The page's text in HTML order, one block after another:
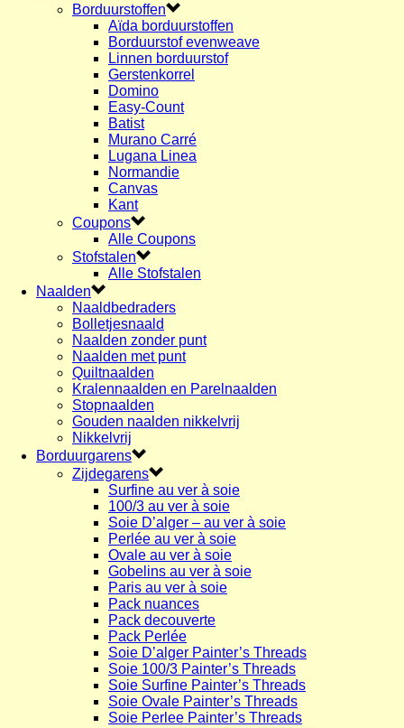
Borduurstoffen
Aïda borduurstoffen
Borduurstof evenweave
Linnen borduurstof
Gerstenkorrel
Domino
Easy-Count
Batist
Murano Carré
Lugana Linea
Normandie
Canvas
Kant
Coupons
Alle Coupons
Stofstalen
Alle Stofstalen
Naalden
Naaldbedraders
Bolletjesnaald
Naalden zonder punt
Naalden met punt
Quiltnaalden
Kralennaalden en Parelnaalden
Stopnaalden
Gouden naalden nikkelvrij
Nikkelvrij
Borduurgarens
Zijdegarens
Surfine au ver à soie
100/3 au ver à soie
Soie D’alger – au ver à soie
Perlée au ver à soie
Ovale au ver à soie
Gobelins au ver à soie
Paris au ver à soie
Pack nuances
Pack decouverte
Pack Perlée
Soie D’alger Painter’s Threads
Soie 100/3 Painter’s Threads
Soie Surfine Painter’s Threads
Soie Ovale Painter’s Threads
Soie Perlee Painter’s Threads